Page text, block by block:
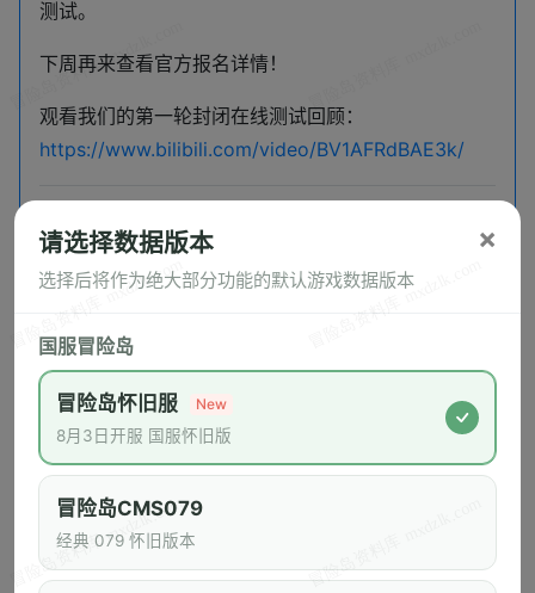
请选择数据版本
选择后将作为绝大部分功能的默认游戏数据版本
×
国服冒险岛
冒险岛怀旧服 New
8月3日开服 国服怀旧版
冒险岛CMS079
经典 079 怀旧版本
测试。
下周再来查看官方报名详情！
观看我们的第一轮封闭在线测试回顾：
https://www.bilibili.com/video/BV1AFRdBAE3k/
新服开启 8月7日停机维护公告
新服“小白兔”8月7日开启
新楓之谷：經典版《0806(四)初心啟航例行維護關機公告》
《冒险岛》怀旧服8月5日登录服务器维护公告
冒险岛怀旧服8月4日上午7点停机维护公告